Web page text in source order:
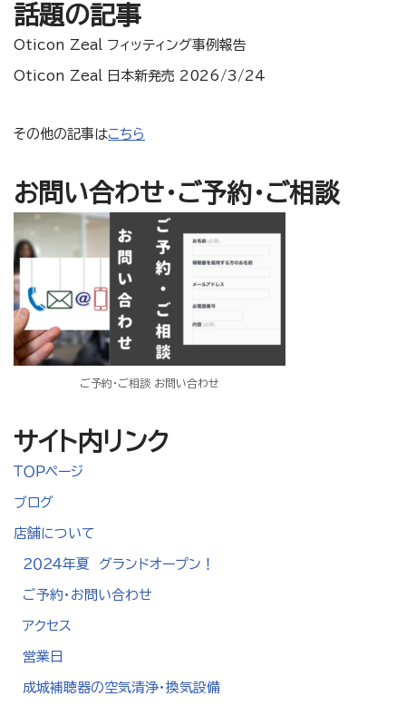
話題の記事
Oticon Zeal フィッティング事例報告
Oticon Zeal 日本新発売 2026/3/24
その他の記事はこちら
お問い合わせ・ご予約・ご相談
ご予約・ご相談 お問い合わせ
サイト内リンク
ＴＯＰページ
ブログ
店舗について
２０２４年夏 グランドオープン！
ご予約・お問い合わせ
アクセス
営業日
成城補聴器の空気清浄・換気設備